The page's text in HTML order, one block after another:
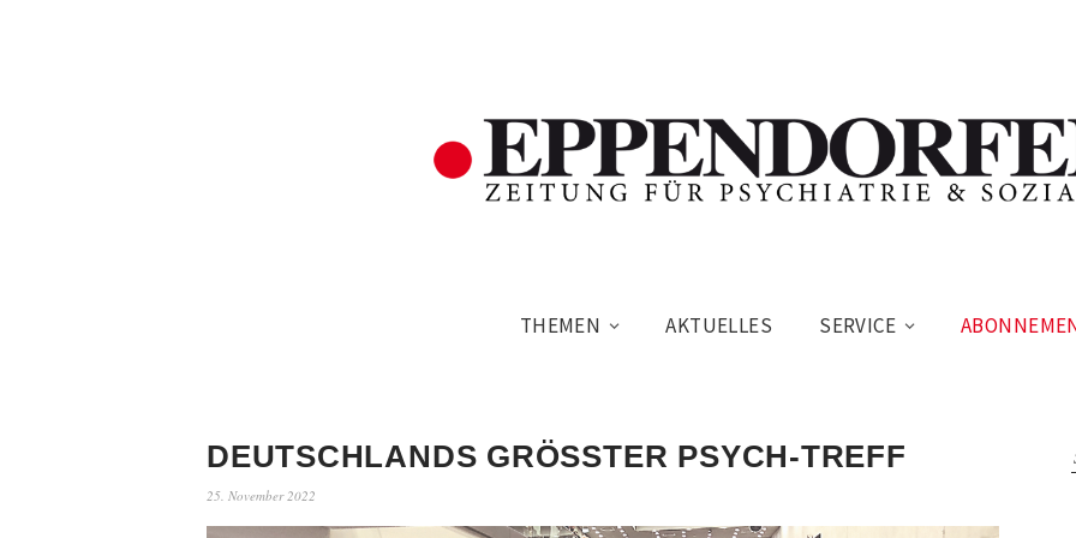
THEMEN AKTUELLES SERVICE
DEUTSCHLANDS GRÖSSTER PSYCH-TREFF
25. November 2022